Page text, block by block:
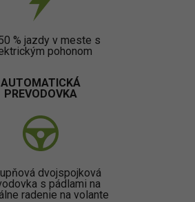
% jazdy v meste s
pohonom
AUTOMATICKÁ
PREVODOVKA
dvojspojková
s pádlami na
radenie na volante